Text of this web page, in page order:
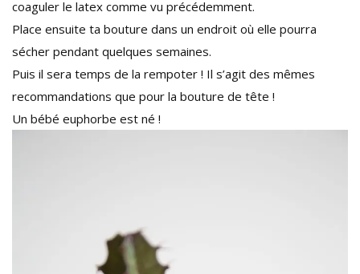
coaguler le latex comme vu précédemment.
Place ensuite ta bouture dans un endroit où elle pourra
sécher pendant quelques semaines.
Puis il sera temps de la rempoter ! Il s’agit des mêmes
recommandations que pour la bouture de tête !
Un bébé euphorbe est né !